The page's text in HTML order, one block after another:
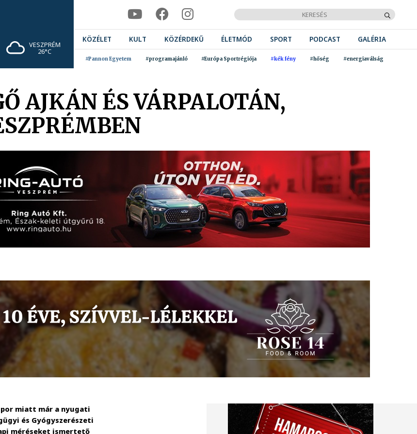
VESZPRÉM
26°C
KÖZÉLET KULT KÖZÉRDEKŰ ÉLETMÓD SPORT PODCAST GALÉRIA
#Pannon Egyetem #programajánló #Európa Sportrégiója #kék fény #hőség #energiaválság
AJKÁN ÉS VÁRPALOTÁN,
por miatt már a nyugati
és Gyógyszerészeti
méréseket ismertető